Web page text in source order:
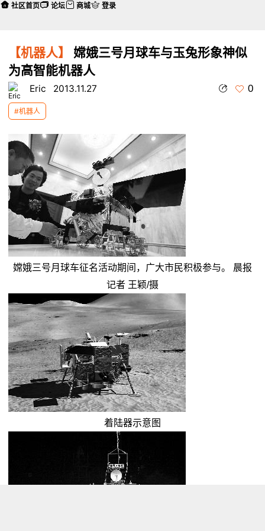
【机器人】
嫦娥三号月球车与玉兔形象神似
为高智能机器人
Eric 2013.11.27 0
#机器人
嫦娥三号月球车征名活动期间，广大市民积极参与。 晨报
记者 王颖/摄
着陆器示意图
社区首页 论坛 商城 登录